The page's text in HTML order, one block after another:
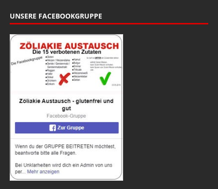
UNSERE FACEBOOKGRUPPE